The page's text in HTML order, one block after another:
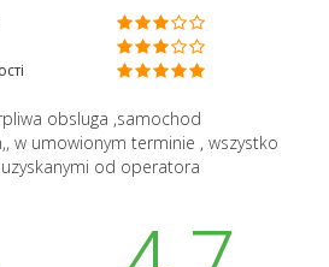
obsluga ,samochod
w umowionym terminie , wszystko
od operatora